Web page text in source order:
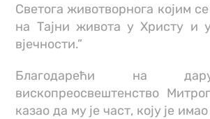
Светога животворнога којим
на Тајни живота у Христу и
вјечности.”
Благодарећи на
вископреосвештенство
казао да му је част, коју је